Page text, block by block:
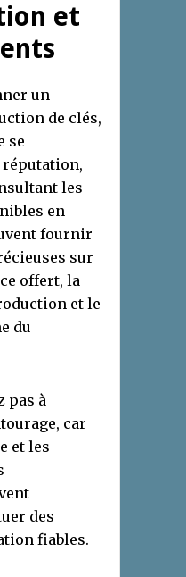
et
un
de clés,
se
les
en
fournir
sur
offert, la
et le
du
pas à
car
et les
des
fiables.